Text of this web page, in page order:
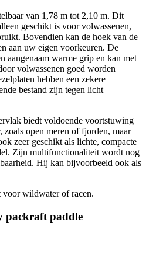
van 1,78 m tot 2,10 m. Dit
geschikt is voor volwassenen,
Bovendien kan de hoek van de
aan uw eigen voorkeuren. De
aangenaam warme grip en kan met
volwassenen goed worden
hebben een zekere
bestand zijn tegen licht
biedt voldoende voortstuwing
open meren of fjorden, maar
zeer geschikt als lichte, compacte
Zijn multifunctionaliteit wordt nog
Hij kan bijvoorbeeld ook als
voor wildwater of racen.
packraft paddle